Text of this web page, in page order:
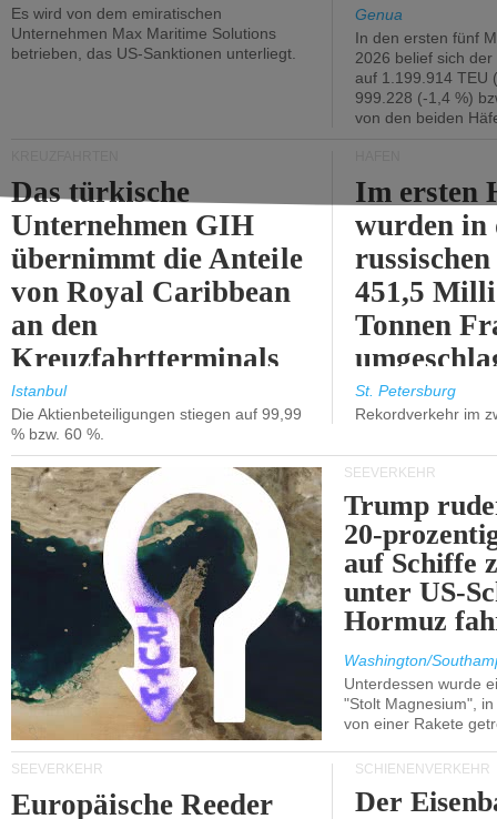
Es wird von dem emiratischen
Unternehmen Max Maritime Solutions
betrieben, das US-Sanktionen unterliegt.
Genua
In den ersten fünf
2026 belief sich
auf 1.199.914 TEU
999.228 (-1,4 %)
von den beiden
Das türkische
Unternehmen GIH
übernimmt die Anteile
von Royal Caribbean
an den
Kreuzfahrtterminals
in Kusadasi und
Lissabon.
Istanbul
Die Aktienbeteiligungen stiegen auf 99,99
% bzw. 60 %.
Im ersten
wurden in
451,5
Tonnen
%).
St. Petersburg
Rekordverkehr im
SEEVERKEHR
Trump
20-
auf Schiffe
unter US-
Hormuz
Washington/
Unterdessen wurde
"Stolt Magnesium",
von einer Rakete
SEEVERKEHR
Europäische Reeder
SCHIENENVERKEHR
Der